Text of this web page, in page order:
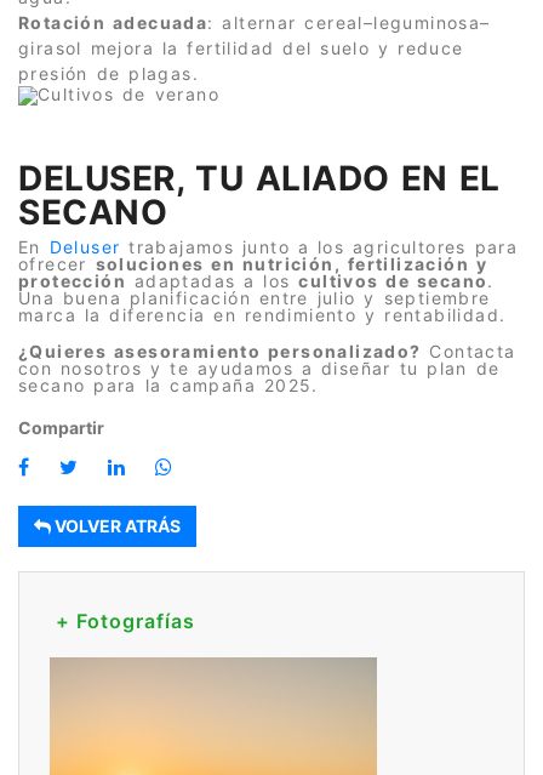
+ Fotografías
Rotación adecuada: alternar cereal–leguminosa–
girasol mejora la fertilidad del suelo y reduce
presión de plagas.
DELUSER, TU ALIADO EN EL
SECANO
En Deluser trabajamos junto a los agricultores para
ofrecer soluciones en nutrición, fertilización y
protección adaptadas a loscultivos de secano.
Una buena planificación entre julio y septiembre
marca la diferencia en rendimiento y rentabilidad.
¿Quieres asesoramiento personalizado? Contacta
con nosotros y te ayudamos a diseñar tu plan de
secano para la campaña 2025.
Compartir
VOLVER ATRÁS